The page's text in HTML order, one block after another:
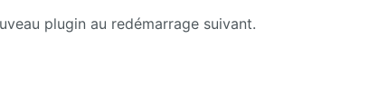
plugin au redémarrage suivant.